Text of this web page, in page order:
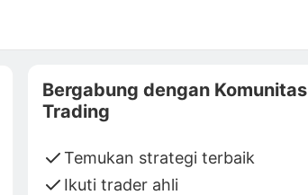
Bergabung dengan Komunitas
Trading
Temukan strategi terbaik
Ikuti trader ahli